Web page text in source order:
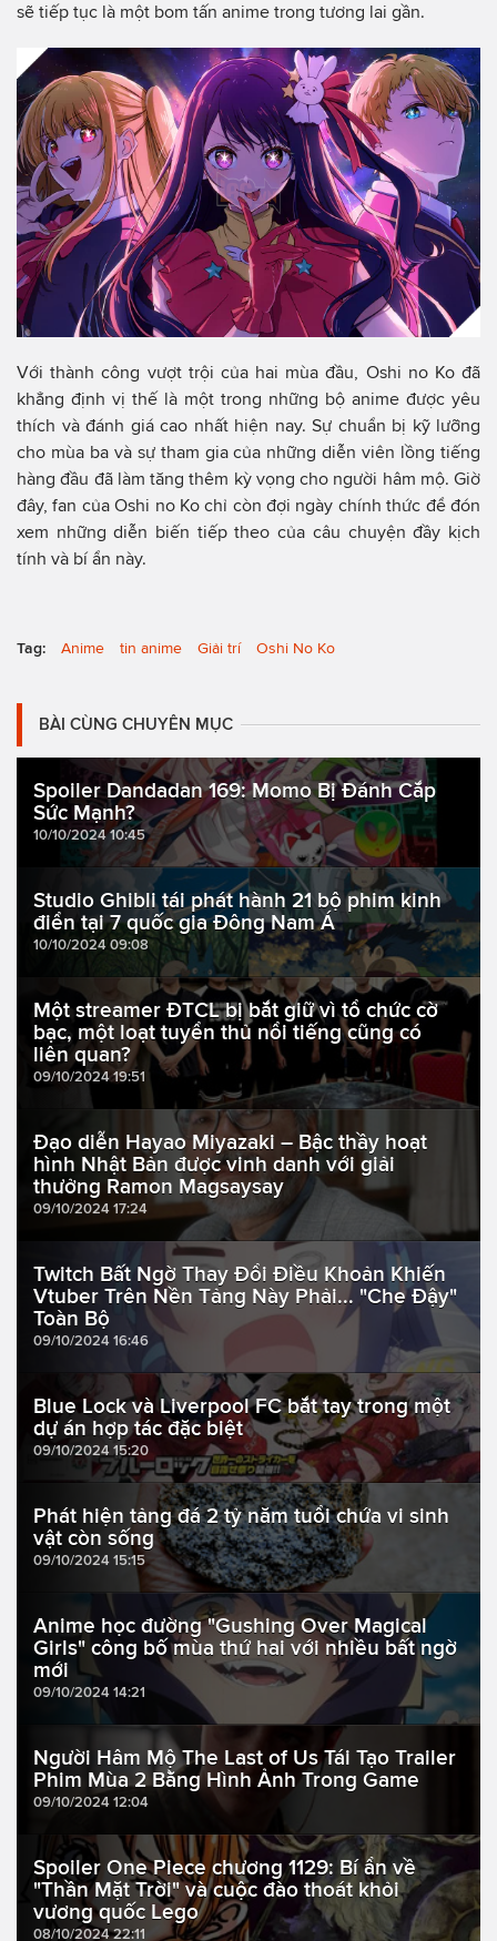
sẽ tiếp tục là một bom tấn anime trong tương lai gần.
Với thành công vượt trội của hai mùa đầu, Oshi no Ko đã
khẳng định vị thế là một trong những bộ anime được yêu
thích và đánh giá cao nhất hiện nay. Sự chuẩn bị kỹ lưỡng
cho mùa ba và sự tham gia của những diễn viên lồng tiếng
hàng đầu đã làm tăng thêm kỳ vọng cho người hâm mộ. Giờ
đây, fan của Oshi no Ko chỉ còn đợi ngày chính thức để đón
xem những diễn biến tiếp theo của câu chuyện đầy kịch
tính và bí ẩn này.
Tag: Anime tin anime Giải trí Oshi No Ko
BÀI CÙNG CHUYÊN MỤC
Spoiler Dandadan 169: Momo Bị Đánh Cắp
Sức Mạnh?
10/10/2024 10:45
Studio Ghibli tái phát hành 21 bộ phim kinh
điển tại 7 quốc gia Đông Nam Á
10/10/2024 09:08
Một streamer ĐTCL bị bắt giữ vì tổ chức cờ
bạc, một loạt tuyển thủ nổi tiếng cũng có
liên quan?
09/10/2024 19:51
Đạo diễn Hayao Miyazaki – Bậc thầy hoạt
hình Nhật Bản được vinh danh với giải
thưởng Ramon Magsaysay
09/10/2024 17:24
Twitch Bất Ngờ Thay Đổi Điều Khoản Khiến
Vtuber Trên Nền Tảng Này Phải... "Che Đậy"
Toàn Bộ
09/10/2024 16:46
Blue Lock và Liverpool FC bắt tay trong một
dự án hợp tác đặc biệt
09/10/2024 15:20
Phát hiện tảng đá 2 tỷ năm tuổi chứa vi sinh
vật còn sống
09/10/2024 15:15
Anime học đường "Gushing Over Magical
Girls" công bố mùa thứ hai với nhiều bất ngờ
mới
09/10/2024 14:21
Người Hâm Mộ The Last of Us Tái Tạo Trailer
Phim Mùa 2 Bằng Hình Ảnh Trong Game
09/10/2024 12:04
Spoiler One Piece chương 1129: Bí ẩn về
"Thần Mặt Trời" và cuộc đào thoát khỏi
vương quốc Lego
08/10/2024 22:11